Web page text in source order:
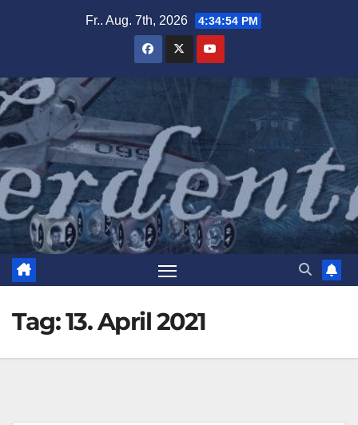
Fr.. Aug. 7th, 2026 4:34:55 PM
Tag:13. April 2021